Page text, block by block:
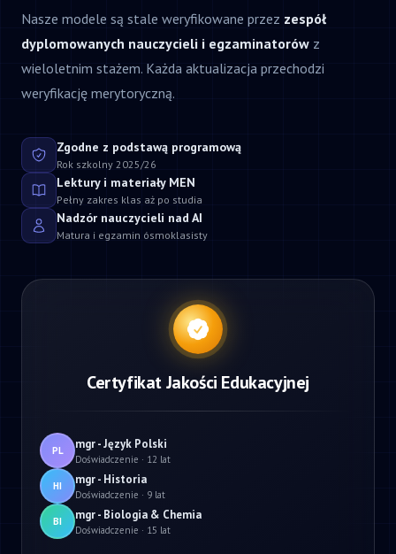
Nasze modele są stale weryfikowane przez zespół
dyplomowanych nauczycieli i egzaminatorów z
wieloletnim stażem. Każda aktualizacja przechodzi
weryfikację merytoryczną.
Zgodne z podstawą programową
Rok szkolny 2025/26
Lektury i materiały MEN
Pełny zakres klas aż po studia
Nadzór nauczycieli nad AI
Matura i egzamin ósmoklasisty
Certyfikat Jakości Edukacyjnej
PL mgr - Język Polski
Doświadczenie · 12 lat
HI mgr - Historia
Doświadczenie · 9 lat
BI mgr - Biologia & Chemia
Doświadczenie · 15 lat